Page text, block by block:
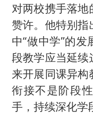
对两校携手落地
赞许。他特别
中“做中学”的
段教学应当延续
来开展同课异
衔接不是阶段
手，持续深化学